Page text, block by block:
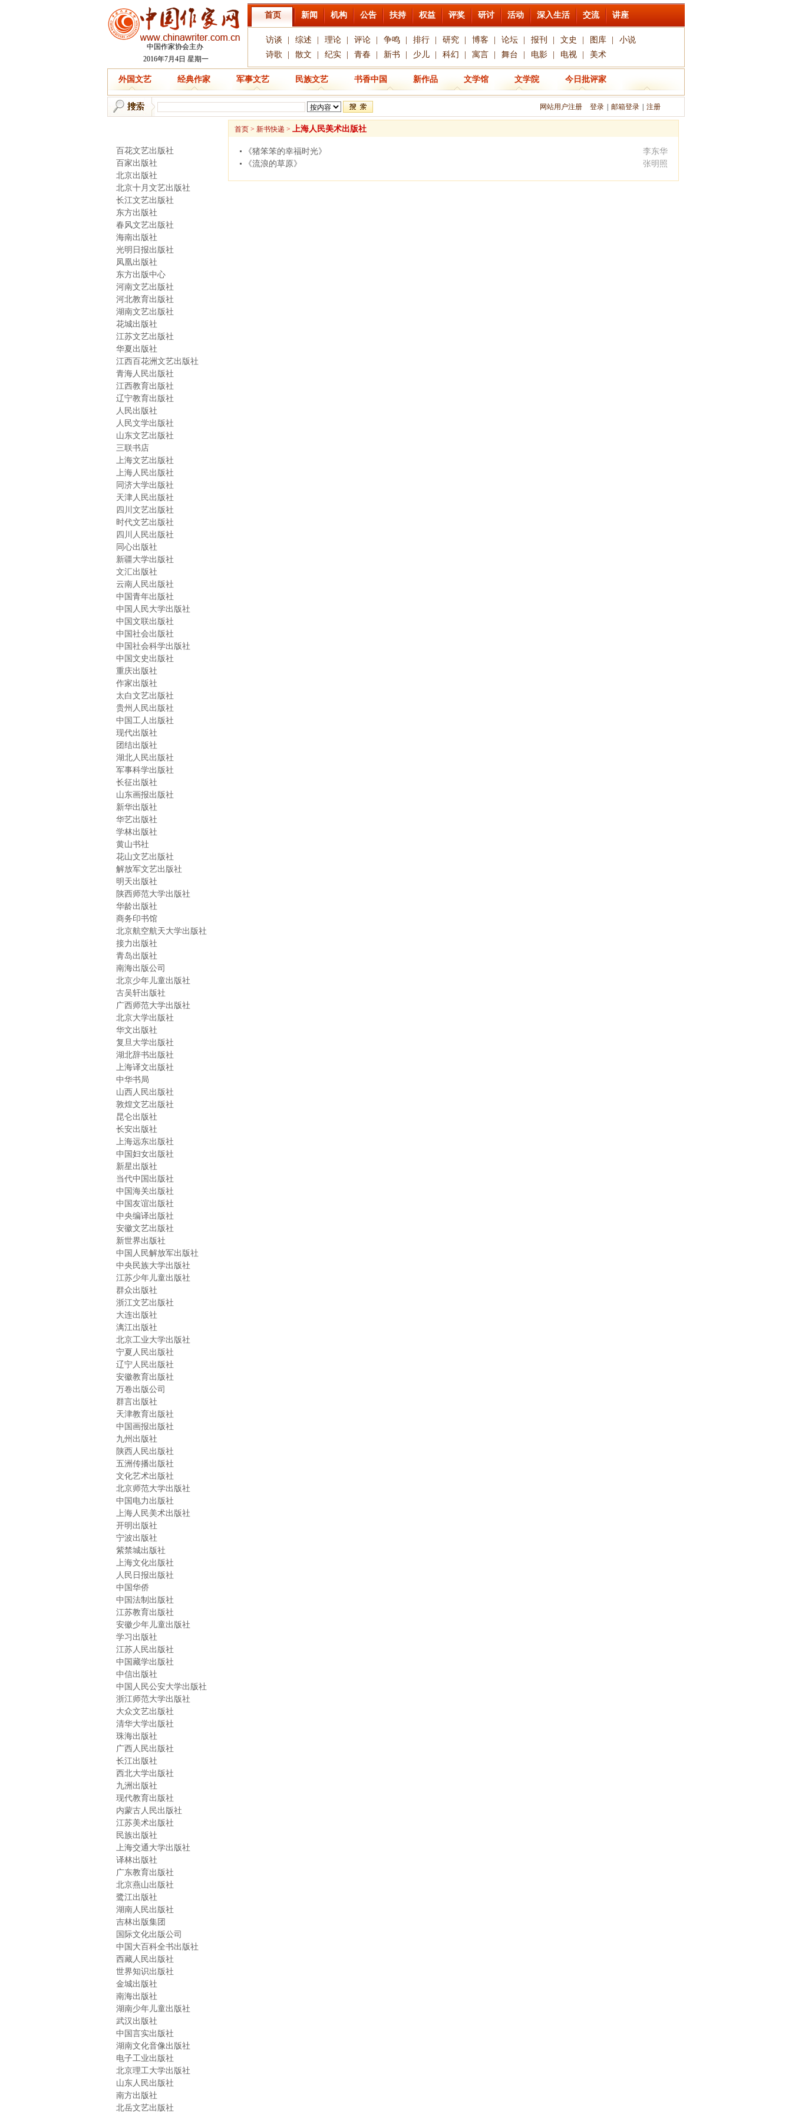
中国作家协会主办
2016年7月4日 星期一
首页 新闻 机构 公告 扶持 权益 评奖 研讨 活动 深入生活 交流 讲座
访谈 综述 理论 评论 争鸣 排行 研究 博客 论坛 报刊 文史 图库
小说
诗歌
散文 纪实 青春 新书 少儿 科幻 寓言 舞台 电影 电视 美术
外国文艺 经典作家 军事文艺 民族文艺 书香中国 新作品 文学馆 文学院 今日批评家
网站用户注册 登录 邮箱登录 注册
百花文艺出版社
百家出版社
北京出版社
北京十月文艺出版社
长江文艺出版社
东方出版社
春风文艺出版社
海南出版社
光明日报出版社
凤凰出版社
东方出版中心
河南文艺出版社
河北教育出版社
湖南文艺出版社
花城出版社
江苏文艺出版社
华夏出版社
江西百花洲文艺出版社
青海人民出版社
江西教育出版社
辽宁教育出版社
人民出版社
人民文学出版社
山东文艺出版社
三联书店
上海文艺出版社
上海人民出版社
同济大学出版社
天津人民出版社
四川文艺出版社
时代文艺出版社
四川人民出版社
同心出版社
新疆大学出版社
文汇出版社
云南人民出版社
中国青年出版社
中国人民大学出版社
中国文联出版社
中国社会出版社
中国社会科学出版社
中国文史出版社
重庆出版社
作家出版社
太白文艺出版社
贵州人民出版社
中国工人出版社
现代出版社
团结出版社
湖北人民出版社
军事科学出版社
长征出版社
山东画报出版社
新华出版社
华艺出版社
学林出版社
黄山书社
花山文艺出版社
解放军文艺出版社
明天出版社
陕西师范大学出版社
华龄出版社
商务印书馆
北京航空航天大学出版社
接力出版社
青岛出版社
南海出版公司
北京少年儿童出版社
古吴轩出版社
广西师范大学出版社
北京大学出版社
华文出版社
复旦大学出版社
湖北辞书出版社
上海译文出版社
中华书局
山西人民出版社
敦煌文艺出版社
昆仑出版社
长安出版社
上海远东出版社
中国妇女出版社
新星出版社
当代中国出版社
中国海关出版社
中国友谊出版社
中央编译出版社
安徽文艺出版社
新世界出版社
中国人民解放军出版社
中央民族大学出版社
江苏少年儿童出版社
群众出版社
浙江文艺出版社
大连出版社
漓江出版社
北京工业大学出版社
宁夏人民出版社
辽宁人民出版社
安徽教育出版社
万卷出版公司
群言出版社
天津教育出版社
中国画报出版社
九州出版社
陕西人民出版社
五洲传播出版社
文化艺术出版社
北京师范大学出版社
中国电力出版社
上海人民美术出版社
开明出版社
宁波出版社
紫禁城出版社
上海文化出版社
人民日报出版社
中国华侨
中国法制出版社
江苏教育出版社
安徽少年儿童出版社
学习出版社
江苏人民出版社
中国藏学出版社
中信出版社
中国人民公安大学出版社
浙江师范大学出版社
大众文艺出版社
清华大学出版社
珠海出版社
广西人民出版社
长江出版社
西北大学出版社
九洲出版社
现代教育出版社
内蒙古人民出版社
江苏美术出版社
民族出版社
上海交通大学出版社
译林出版社
广东教育出版社
北京燕山出版社
鹭江出版社
湖南人民出版社
吉林出版集团
国际文化出版公司
中国大百科全书出版社
西藏人民出版社
世界知识出版社
金城出版社
南海出版社
湖南少年儿童出版社
武汉出版社
中国言实出版社
湖南文化音像出版社
电子工业出版社
北京理工大学出版社
山东人民出版社
南方出版社
北岳文艺出版社
首页 > 新书快递 > 上海人民美术出版社
李东华
《猪笨笨的幸福时光》
张明照
《流浪的草原》